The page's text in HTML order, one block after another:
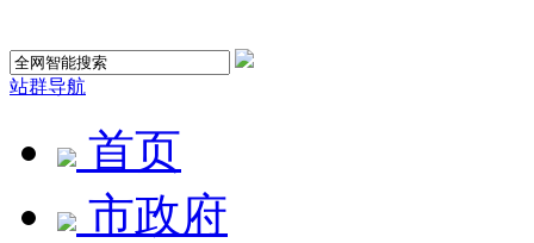
站群导航
首页
市政府